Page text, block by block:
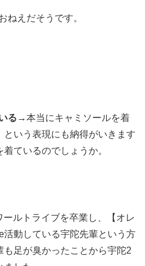
ねえだそうです。
る →本当にキャミソールを着
いう表現にも納得がいきます
ているのでしょうか。
ルトライブを卒業し、【オレ
活動している宇陀先輩という方
足が臭かったことから宇陀2